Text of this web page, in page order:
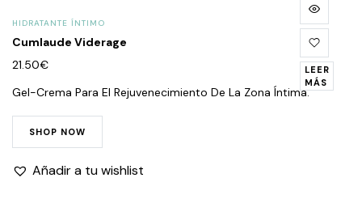
LEER
MÁS
HIDRATANTE ÍNTIMO
Cumlaude Viderage
21.50€
Gel-Crema Para El Rejuvenecimiento De La Zona Íntima.
SHOP NOW
Añadir a tu wishlist